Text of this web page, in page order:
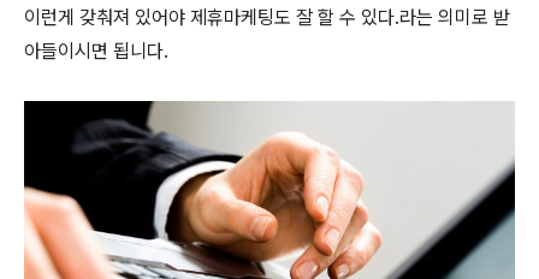
이런게 갖춰져 있어야 제휴마케팅도 잘 할 수 있다.라는 의미로 받
아들이시면 됩니다.